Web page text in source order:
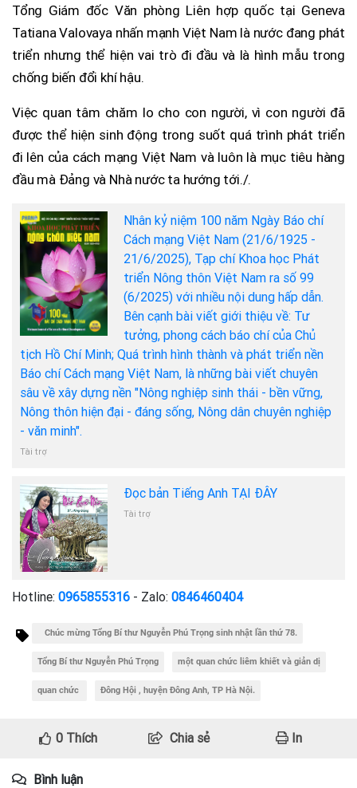
Tổng Giám đốc Văn phòng Liên hợp quốc tại Geneva
Tatiana Valovaya nhấn mạnh Việt Nam là nước đang phát
triển nhưng thể hiện vai trò đi đầu và là hình mẫu trong
chống biến đổi khí hậu.
Việc quan tâm chăm lo cho con người, vì con người đã
được thể hiện sinh động trong suốt quá trình phát triển
đi lên của cách mạng Việt Nam và luôn là mục tiêu hàng
đầu mà Đảng và Nhà nước ta hướng tới./.
Nhân kỷ niệm 100 năm Ngày Báo chí
Cách mạng Việt Nam (21/6/1925 -
21/6/2025), Tạp chí Khoa học Phát
triển Nông thôn Việt Nam ra số 99
(6/2025) với nhiều nội dung hấp dẫn.
Bên cạnh bài viết giới thiệu về: Tư
tưởng, phong cách báo chí của Chủ
tịch Hồ Chí Minh; Quá trình hình thành và phát triển nền
Báo chí Cách mạng Việt Nam, là những bài viết chuyên
sâu về xây dựng nền "Nông nghiệp sinh thái - bền vững,
Nông thôn hiện đại - đáng sống, Nông dân chuyên nghiệp
- văn minh".
Tài trợ
Đọc bản Tiếng Anh TẠI ĐÂY
Tài trợ
Hotline: 0965855316 - Zalo: 0846460404
Chúc mừng Tổng Bí thư Nguyễn Phú Trọng sinh nhật lần thứ 78.
Tổng Bí thư Nguyễn Phú Trọng một quan chức liêm khiết và giản dị
quan chức Đông Hội , huyện Đông Anh, TP Hà Nội.
0Thích Chia sẻ In
Bình luận